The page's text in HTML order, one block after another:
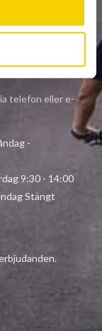
med vår
telefon eller e-
-
- 14:00
Stängt